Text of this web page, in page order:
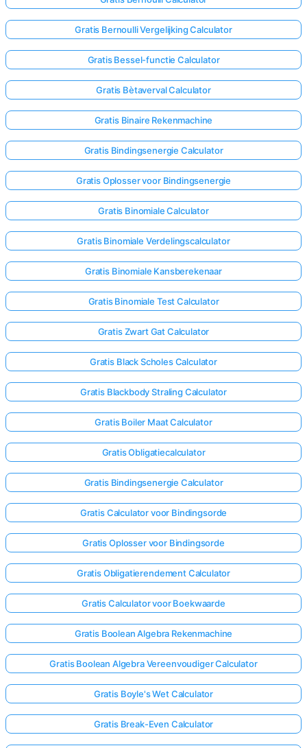
Nog
Geen
Stel
Je
Eerste
Vraag
Gratis Bernoulli Vergelijking Calculator
Gratis Bessel-functie Calculator
Gratis Bètaverval Calculator
Gratis Binaire Rekenmachine
Gratis Bindingsenergie Calculator
Gratis Oplosser voor Bindingsenergie
Gratis Binomiale Calculator
Gratis Binomiale Verdelingscalculator
Gratis Binomiale Kansberekenaar
Gratis Binomiale Test Calculator
Gratis Zwart Gat Calculator
Gratis Black Scholes Calculator
Gratis Blackbody Straling Calculator
Gratis Boiler Maat Calculator
Gratis Obligatiecalculator
Gratis Bindingsenergie Calculator
Gratis Calculator voor Bindingsorde
Gratis Oplosser voor Bindingsorde
Gratis Obligatierendement Calculator
Gratis Calculator voor Boekwaarde
Gratis Boolean Algebra Rekenmachine
Gratis Boolean Algebra Vereenvoudiger Calculator
Gratis Boyle's Wet Calculator
Gratis Break-Even Calculator